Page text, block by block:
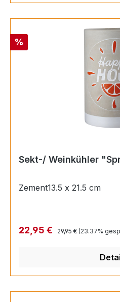
Rabatt
%
Sekt-/ Weinkühler
Zement13.5 x 21.5 cm
Verkaufspreis:
22,95 € Regulärer Preis:
29,95 € (23.37%